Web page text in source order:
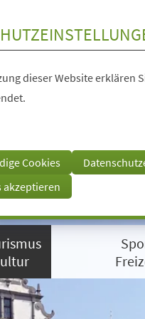
dieser Website erklären
Cookies
akzeptieren